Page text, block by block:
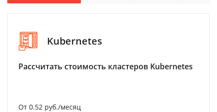
Kubernetes
Рассчитать стоимость кластеров Kubernetes
От 0.52 руб./месяц